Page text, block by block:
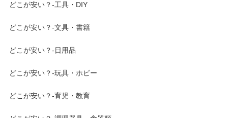
どこが安い？-工具・DIY
どこが安い？-文具・書籍
どこが安い？-日用品
どこが安い？-玩具・ホビー
どこが安い？-育児・教育